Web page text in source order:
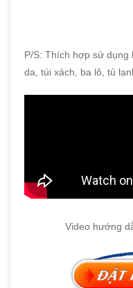
P/S: Thích hợp sử dụng
da, túi xách, ba lô, tủ
Video hướng